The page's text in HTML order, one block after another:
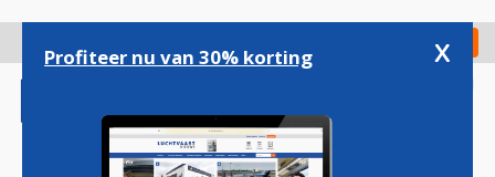
gaan
Check in
Profiteer nu van 30% korting x